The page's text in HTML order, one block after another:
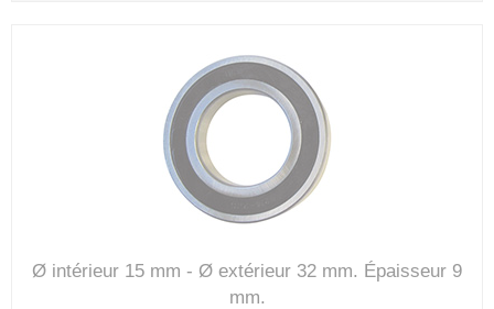
Ø intérieur 15 mm - Ø extérieur 32 mm. Épaisseur 9
mm.